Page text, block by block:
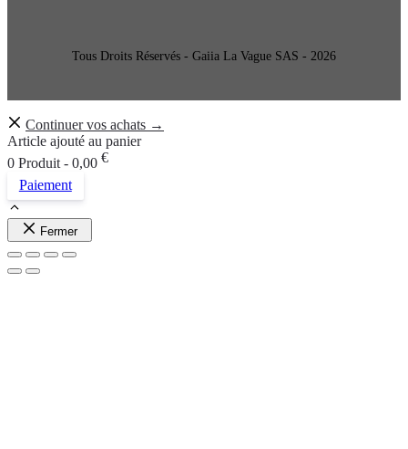
Tous Droits Réservés - Gaiia La Vague SAS - 2026
Continuer vos achats →
Article ajouté au panier
0 Produit - 0,00 €
Paiement
Fermer